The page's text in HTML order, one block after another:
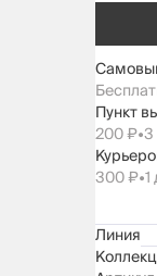
Пункт
200 ₽•3
300 ₽•
Линия